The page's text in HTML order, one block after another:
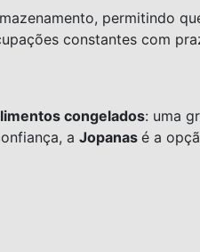
permitindo
constantes com
congelados: uma
a Jopanas é a